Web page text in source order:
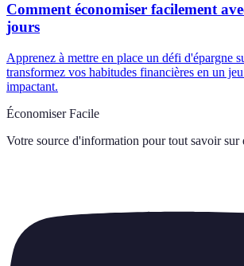
Comment économiser facilement
jours
Apprenez à mettre en place un défi d'épargne
transformez vos habitudes financières en un
impactant.
Économiser Facile
Votre source d'information pour tout savoir sur